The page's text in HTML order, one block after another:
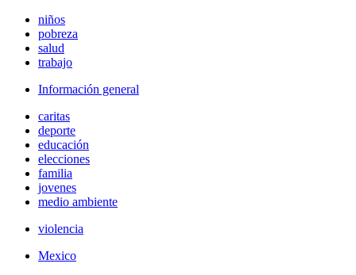
niños
pobreza
salud
trabajo
Información general
caritas
deporte
educación
elecciones
familia
jovenes
medio ambiente
violencia
Mexico